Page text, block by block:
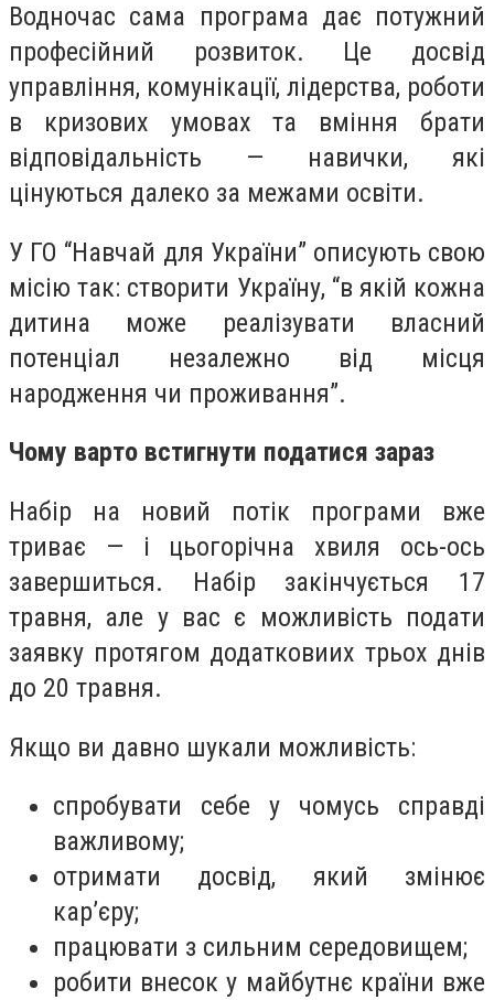
Водночас сама програма дає потужний
професійний розвиток. Це досвід
управління, комунікації, лідерства, роботи
в кризових умовах та вміння брати
відповідальність — навички, які
цінуються далеко за межами освіти.
У ГО “Навчай для України” описують свою
місію так: створити Україну, “в якій кожна
дитина може реалізувати власний
потенціал незалежно від місця
народження чи проживання”.
Чому варто встигнути податися зараз
Набір на новий потік програми вже
триває — і цьогорічна хвиля ось-ось
завершиться. Набір закінчується 17
травня, але у вас є можливість подати
заявку протягом додатковиих трьох днів
до 20 травня.
Якщо ви давно шукали можливість:
спробувати себе у чомусь справді
важливому;
отримати досвід, який змінює
кар’єру;
працювати з сильним середовищем;
робити внесок у майбутнє країни вже